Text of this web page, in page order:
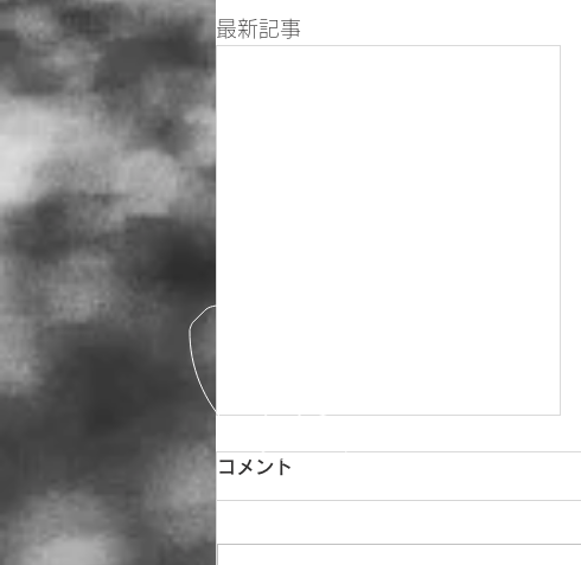
最新記事
2026年６月１日より価格改
定のお知らせ。
コメント